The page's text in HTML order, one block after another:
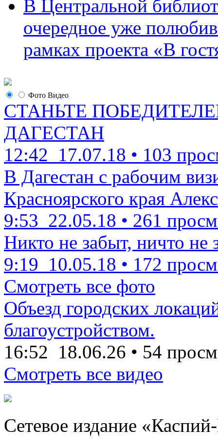
В Центральной
очередное уже
рамках проекта «В
Фото Видео
СТАНЬТЕ
ДАГЕСТАН
12:42 17.07.18 • 103
В Дагестан с рабочим
Красноярского края
9:53 22.05.18 • 261
Никто не забыт, ничто не
9:19 10.05.18 • 172
Смотреть все фото
Объезд городских
благоустройством.
16:52 18.06.26 • 54
Смотреть все видео
Сетевое издание